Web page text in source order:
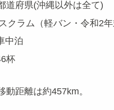
道府県(沖縄以外は全て)
クラム（軽バン・令和2
中泊
杯
動距離は約457km。